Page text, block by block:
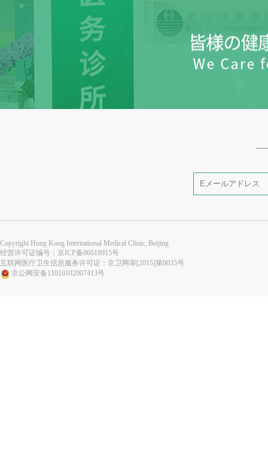
Copyright Hong Kong International Medical Clinic, Beijing
经营许可证编号： 京ICP备06018915号
互联网医疗卫生信息服务许可证：京卫网审[2015]第0035号
京公网安备11010102007413号